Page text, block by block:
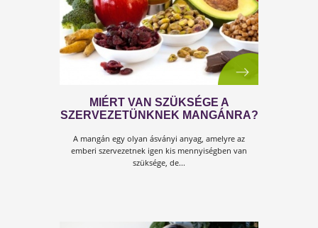
STRESSZ-FAKTOROK A
MINDENNAPOKBAN